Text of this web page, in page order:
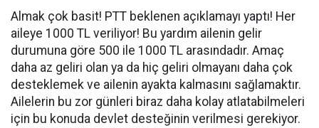
Almak çok basit! PTT beklenen açıklamayı yaptı! Her
aileye 1000 TL veriliyor! Bu yardım ailenin gelir
durumuna göre 500 ile 1000 TL arasındadır. Amaç
daha az geliri olan ya da hiç geliri olmayanı daha çok
desteklemek ve ailenin ayakta kalmasını sağlamaktır.
Ailelerin bu zor günleri biraz daha kolay atlatabilmeleri
için bu konuda devlet desteğinin verilmesi gerekiyor.